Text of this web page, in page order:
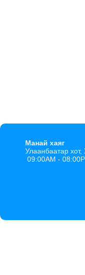
Манай хаяг
Улаанбаатар
09:00AM -